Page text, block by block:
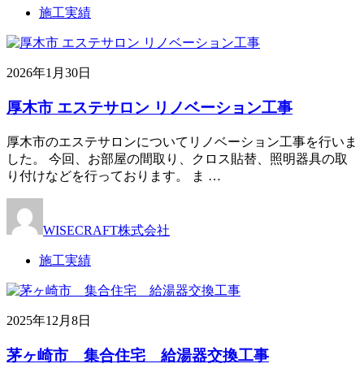
施工実績
2026年1月30日
厚木市 エステサロン リノベーション工事
厚木市のエステサロンについてリノベーション工事を行いま
した。 今回、お部屋の間取り、クロス貼替、照明器具の取
り付けなどを行っております。 ま …
WISECRAFT株式会社
施工実績
2025年12月8日
茅ヶ崎市 集合住宅 給湯器交換工事